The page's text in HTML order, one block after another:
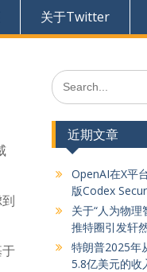
关于Twitter
Search
for:
近期文章
OpenAI在X平
版Codex
关于“人为物
推特圈引发轩
特朗普2025年
5.8亿美元的收